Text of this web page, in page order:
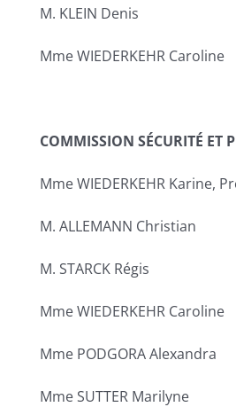
M. KLEIN Denis
Mme WIEDERKEHR Caroline
COMMISSION SÉCURITÉ ET
Mme WIEDERKEHR Karine,
M. ALLEMANN Christian
M. STARCK Régis
Mme WIEDERKEHR Caroline
Mme PODGORA Alexandra
Mme SUTTER Marilyne